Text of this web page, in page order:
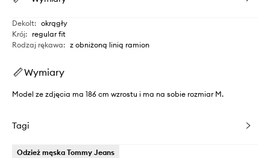
Dekolt: okrągły
Krój: regular fit
Rodzaj rękawa: z obniżoną linią ramion
Wymiary
Model ze zdjęcia ma 186 cm wzrostu i ma na sobie rozmiar M.
Tagi
Odzież męska Tommy Jeans